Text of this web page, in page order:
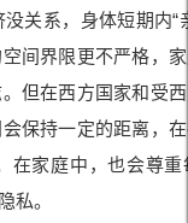
关系，身体短期内“
间界限更不严格，
但在西方国家和受
保持一定的距离，
在家庭中，也会尊
私。